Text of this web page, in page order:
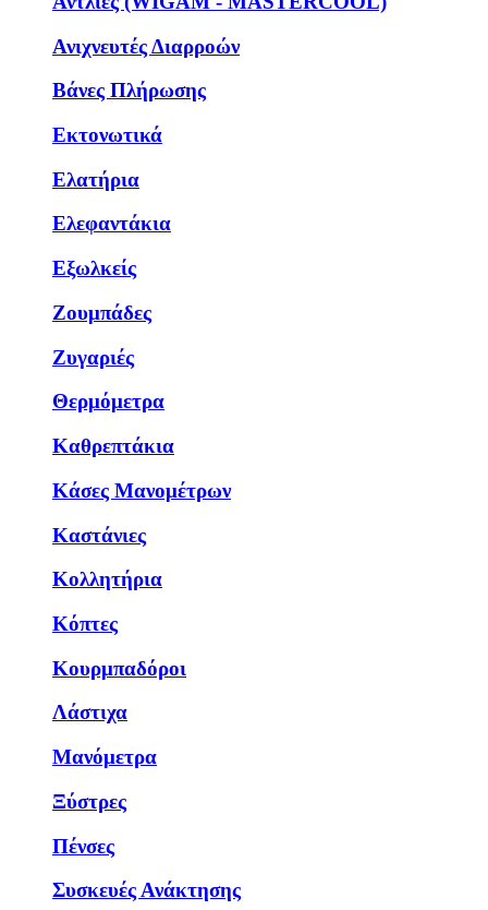
Ανιχνευτές Διαρροών
Βάνες Πλήρωσης
Εκτονωτικά
Ελατήρια
Ελεφαντάκια
Εξωλκείς
Ζουμπάδες
Ζυγαριές
Θερμόμετρα
Καθρεπτάκια
Κάσες Μανομέτρων
Καστάνιες
Κολλητήρια
Κόπτες
Κουρμπαδόροι
Λάστιχα
Μανόμετρα
Ξύστρες
Πένσες
Συσκευές Ανάκτησης